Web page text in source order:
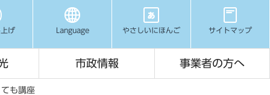
げ Language やさしいにほんご サイトマップ
市政情報 事業者の方へ
も講座